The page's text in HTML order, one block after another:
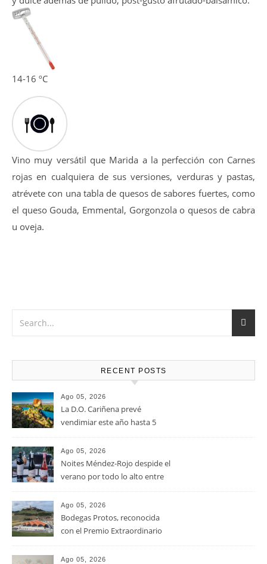
destacando aromas a fruta negra con notas muy
equilibradas de ahumados, notas a torrefactos y una punta
floral.
La entrada en boca es golosa y amplia, tanino equilibrado
y dulce además de pulido, post-gusto afrutado-balsámico.
14-16 ºC
Vino muy versátil que Marida a la perfección con Carnes
Ago 05, 2026
La D.O. Cariñena prevé
que en 2025
Ago 05, 2026
Noites Méndez-Rojo despide el